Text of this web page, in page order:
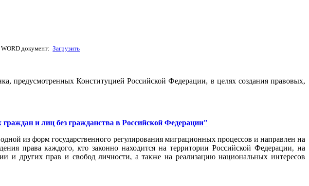
WORD документ: Загрузить
предусмотренных Конституцией Российской Федерации, в целях создания правовых,
и лиц без гражданства в Российской Федерации"
из форм государственного регулирования миграционных процессов и направлен на
права каждого, кто законно находится на территории Российской Федерации, на
и других прав и свобод личности, а также на реализацию национальных интересов